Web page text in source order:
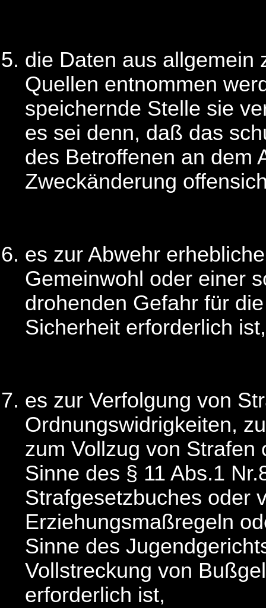
die Daten aus allgemein
Quellen entnommen
speichernde Stelle sie
es sei denn, daß das
des Betroffenen an dem
Zweckänderung
es zur Abwehr
Gemeinwohl oder einer
drohenden Gefahr für
Sicherheit erforderlich ist,
es zur Verfolgung von
Ordnungswidrigkeiten,
zum Vollzug von Strafen
Sinne des § 11 Abs.1
Strafgesetzbuches oder
Erziehungsmaßregeln
Sinne des
Vollstreckung von
erforderlich ist,